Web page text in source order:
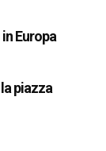
Europa
piazza